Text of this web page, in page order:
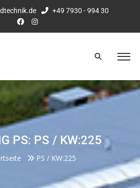
+49 7930 - 994 30
PS: PS / KW:225
PS / KW:225